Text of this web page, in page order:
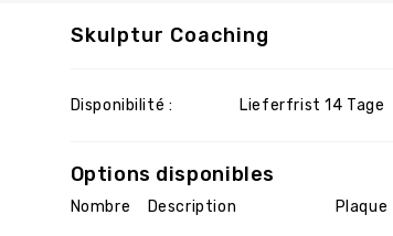
Skulptur Coaching
Disponibilité : Lieferfrist 14 Tage
Options disponibles
Nombre Description Plaque